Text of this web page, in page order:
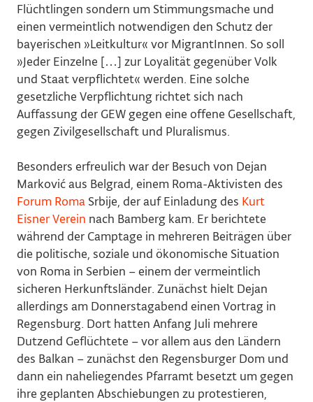
Flüchtlingen sondern um Stimmungsmache und
einen vermeintlich notwendigen den Schutz der
bayerischen »Leitkultur« vor MigrantInnen. So soll
»Jeder Einzelne […] zur Loyalität gegenüber Volk
und Staat verpflichtet« werden. Eine solche
gesetzliche Verpflichtung richtet sich nach
Auffassung der GEW gegen eine offene Gesellschaft,
gegen Zivilgesellschaft und Pluralismus.
Besonders erfreulich war der Besuch von Dejan
Marković aus Belgrad, einem Roma-Aktivisten des
Forum Roma Srbije, der auf Einladung des Kurt
Eisner Verein nach Bamberg kam. Er berichtete
während der Camptage in mehreren Beiträgen über
die politische, soziale und ökonomische Situation
von Roma in Serbien –einem der vermeintlich
sicheren Herkunftsländer. Zunächst hielt Dejan
allerdings am Donnerstagabend einen Vortrag in
Regensburg. Dort hatten Anfang Juli mehrere
Dutzend Geflüchtete – vor allem aus den Ländern
des Balkan – zunächst den Regensburger Dom und
dann ein naheliegendes Pfarramt besetzt um gegen
ihre geplanten Abschiebungen zu protestieren,